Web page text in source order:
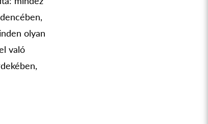
olyan
való